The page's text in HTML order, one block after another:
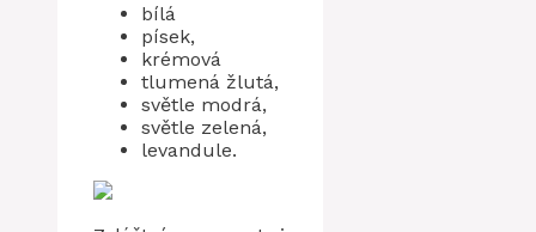
bílá
písek,
krémová
tlumená žlutá,
světle modrá,
světle zelená,
levandule.